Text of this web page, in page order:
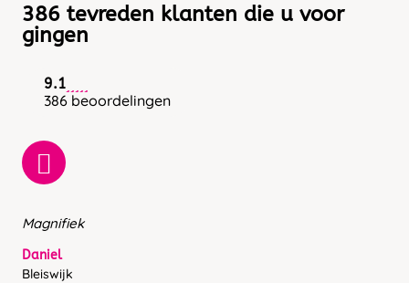
386 tevreden klanten die u voor
gingen
9.1
386 beoordelingen
Magnifiek
Daniel
Bleiswijk